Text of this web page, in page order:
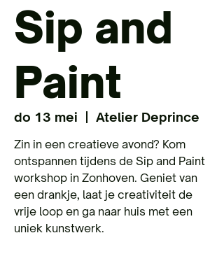
Sip and
Paint
do 13 mei Atelier Deprince
Zin in een creatieve avond? Kom
ontspannen tijdens de Sip and Paint
workshop in Zonhoven. Geniet van
een drankje, laat je creativiteit de
vrije loop en ga naar huis met een
uniek kunstwerk.